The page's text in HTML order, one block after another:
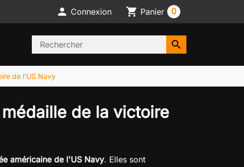
 Connexion shopping_cart Panier 0
search
de l'US Navy
de la victoire
américaine de l'US Navy. Elles sont